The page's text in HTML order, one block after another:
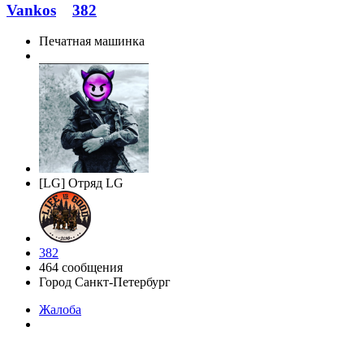
Vankos 382
Печатная машинка
[LG] Отряд LG
382
464 сообщения
Город Санкт-Петербург
Жалоба